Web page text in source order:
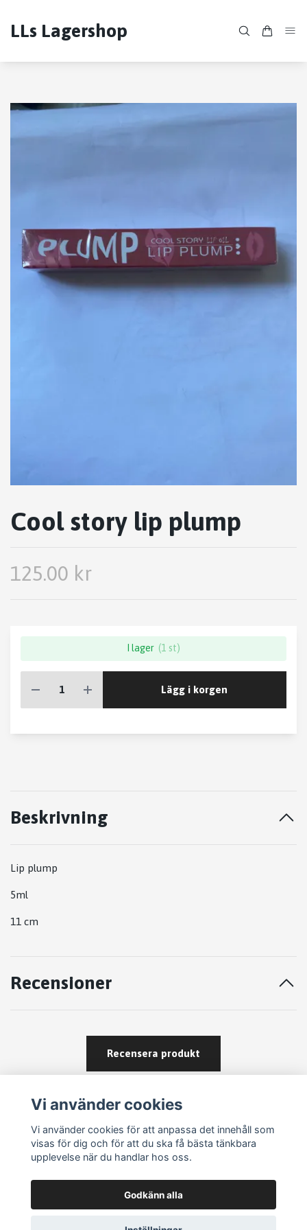
LLs Lagershop
Cool story lip plump
125.00 kr
I lager (1 st)
Lägg i korgen
Beskrivning
Lip plump
5ml
11 cm
Recensioner
Recensera produkt
Om köp och returer
Vi använder cookies
Vi använder cookies för att anpassa det innehåll som
visas för dig och för att du ska få bästa tänkbara
upplevelse när du handlar hos oss.
Godkänn alla